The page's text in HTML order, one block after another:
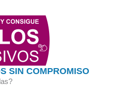
SIN COMPROMISO